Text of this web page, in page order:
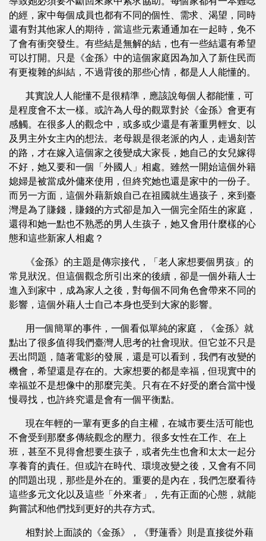
的經，家中每個成員也都有不同的個性、需求、渴望，同時
還有對其他家人的期待，當這些元素通通加在一起時，免不
了會有衝突發生。有些結是無解的結，也有一些結還有希望
可以打開。只是《金孫》中的這個家庭因為加入了新住民而
有更複雜的糾結，不過背後的那些心情，都是人人能懂的。
其實說人人能懂不是很精準，應該說每個人都能懂，可
是程度會不太一樣。或許為人母的觀眾對於《金孫》會更有
感觸。在很多人的觀念中，或多或少還是有著重男輕女、以
及男主外女主內的想法。老母親是很老派的內人，走過刻苦
的路，才在嫁入這個家之後變成大家長，她自己的女兒嫁得
不好，她又要和一個「外國人」相處。雖然一開始這個外籍
媳婦是被當成外傭來使用，但終究她也還是家中的一份子。
而另一方面，這個外藉新娘自己在祖國就生過孩子，來到臺
灣是為了賺錢，賺錢的方式卻是加入一個完全陌生的家庭，
還得和她一點也不熟悉的男人生孩子，她又會用什麼樣的心
態和這些新家人相處？
《金孫》的主題是傳宗接代，「老人家想要個男孩」的
常見狀況。但這個觀念所引出來的後續，卻是一個外藉人士
進入到家中，成為家人之後，對每個不同角色會帶來不同的
影響，這個外藉人士自己本身也受到大家的影響。
用一個簡單的事件，一個看似單純的家庭，《金孫》就
點出了很多值得我們臺灣人思考的社會現狀。但它並不只是
丟出問題，隨著電影的發展，還是可以看到，我們有改變的
機會，希望還是存在的。大家想要的都是幸福，但現實中的
幸福並不是想像中的那麼完美。只有在不好受的磨合當中慢
慢尋找，也許終究還是會有一個平衡點。
現在年輕的一輩有更多的自主權，在城市要生活可能也
不會受到那麼多傳統觀念的壓力。很多女性在工作、在上
班，甚至不見得會想要生孩子，或者先生也會和太太一起分
享養育的責任。但或許在時代、環境改變之後，又會有不同
的問題出現，那些是外在的。重要的是內在，我們怎麼看待
這些多元文化以及這些「外來者」，先有正面的心態，就能
夠嘗試和他們找到更好的共存方式。
相對於上面談的《金孫》，《野蓮香》則是直接從外藉